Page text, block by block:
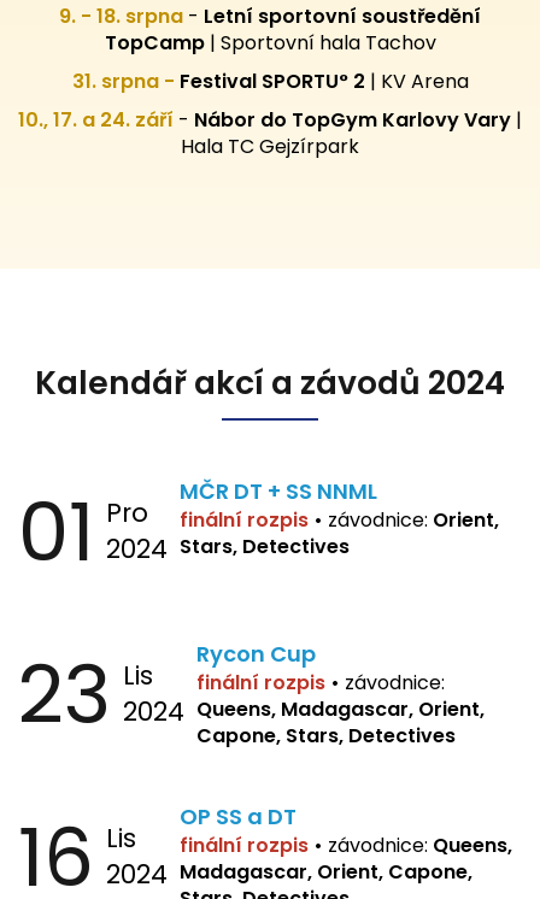
9. - 18. srpna - Letní sportovní soustředění
TopCamp| Sportovní hala Tachov
31. srpna - Festival SPORTU° 2 | KV Arena
10., 17. a 24. září - Nábor do TopGym Karlovy Vary |
Hala TC Gejzírpark
Kalendář akcí a závodů 2024
01 Pro
2024
MČR DT + SS NNML
finální rozpis • závodnice: Orient,
Stars, Detectives
23 Lis
2024
Rycon Cup
finální rozpis • závodnice:
Queens, Madagascar, Orient,
Capone, Stars, Detectives
16 Lis
2024
OP SS a DT
finální rozpis • závodnice: Queens,
Madagascar, Orient, Capone,